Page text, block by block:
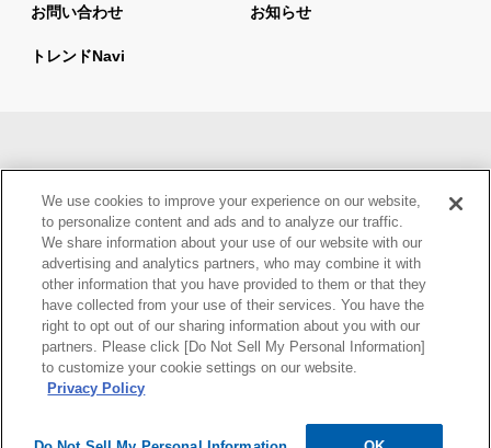
お問い合わせ お知らせ
トレンドnavi
情報セキュリティ基本方針 個人情報保護方針
ウェブアクセシビリティ方針
Copyright © Mynavi Corporation
We use cookies to improve your experience on our website,
to personalize content and ads and to analyze our traffic.
We share information about your use of our website with our
advertising and analytics partners, who may combine it with
other information that you have provided to them or that they
have collected from your use of their services. You have the
right to opt out of our sharing information about you with our
partners. Please click [Do Not Sell My Personal Information]
to customize your cookie settings on our website.
Privacy Policy